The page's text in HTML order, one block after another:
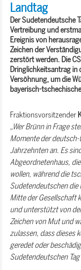
Landtag
Der Sudetendeutsche
Vertreibung und
Ereignis von
Zeichen der
zerstört werden. Die
Dringlichkeitsantrag in
Versöhnung, um die
bayerisch-
Fraktionsvorsitzender
Wer Brünn in Frage
Momente der
Jahrzehnten an. Es
Abgeordnetenhaus,
wollen, während die
Sudetendeutschen die
Mitte der Gesellschaft
und unterstützt von
Zeichen von Mut und
zulassen, dass dieses
geredet oder
Sudetendeutschen